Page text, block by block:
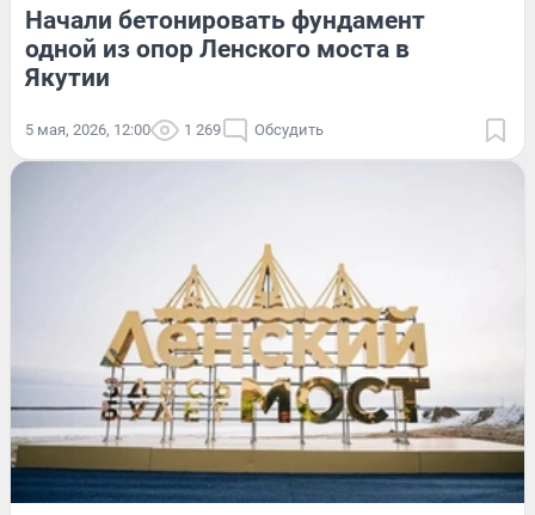
Начали бетонировать фундамент
одной из опор Ленского моста в
Якутии
5 мая, 2026, 12:00 1 269 Обсудить